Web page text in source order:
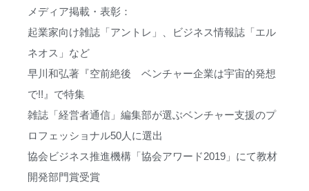
メディア掲載・表彰：
起業家向け雑誌「アントレ」、ビジネス情報誌「エル
ネオス」など
早川和弘著『空前絶後 ベンチャー企業は宇宙的発想
で!!』で特集
雑誌「経営者通信」編集部が選ぶベンチャー支援のプ
ロフェッショナル50人に選出
協会ビジネス推進機構「協会アワード2019」にて教材
開発部門賞受賞